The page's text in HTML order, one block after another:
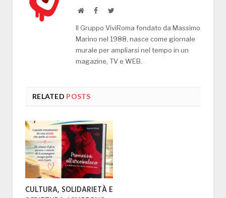
WebsiteFacebookTwitter
Il Gruppo ViviRoma fondato da Massimo
Marino nel 1988, nasce come giornale
murale per ampliarsi nel tempo in un
magazine, TV e WEB.
RELATED POSTS
CULTURA, SOLIDARIETÀ E